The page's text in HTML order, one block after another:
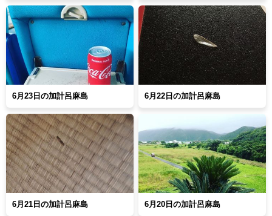
6月23日の加計呂麻島 6月22日の加計呂麻島
6月21日の加計呂麻島 6月20日の加計呂麻島